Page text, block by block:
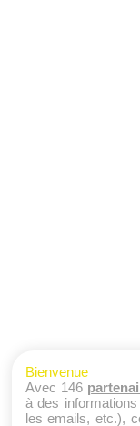
Bienvenue
Avec 146
à des
les emails, etc.),